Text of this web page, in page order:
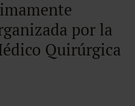
por la
Quirúrgica